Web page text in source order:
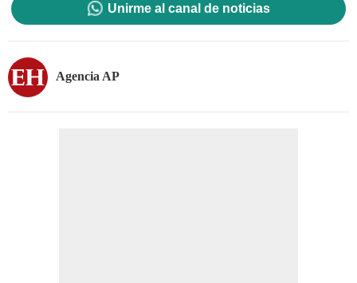
Unirme al canal de noticias
Agencia AP